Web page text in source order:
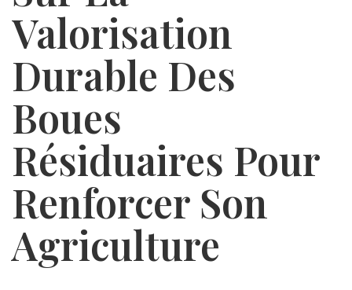
Valorisation
Durable Des
Boues
Résiduaires Pour
Renforcer Son
Agriculture